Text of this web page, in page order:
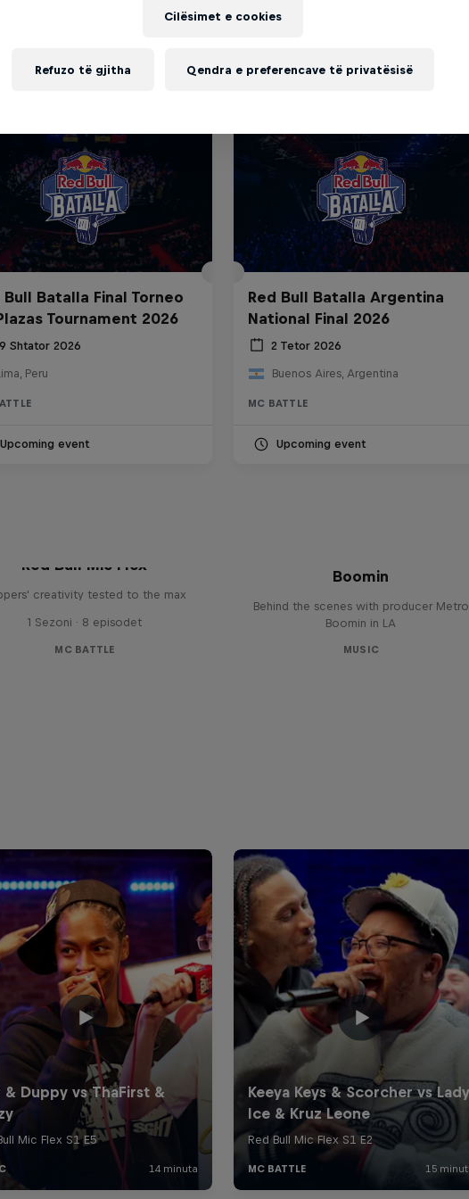
Bull Batalla Final Torneo
Tournament 2026
Shtator 2026
Peru
Upcoming event
Red Bull Batalla Argentina
National Final 2026
2 Tetor 2026
Buenos Aires, Argentina
MC BATTLE
Upcoming event
Red Bull Mic Flex
creativity tested to the max
1 Sezoni · 8 episodet
MC BATTLE
Boomin
Behind the scenes with producer Metro
Boomin in LA
MUSIC
Cilësimet e cookies
Refuzo të gjitha Qendra e preferencave të privatësisë